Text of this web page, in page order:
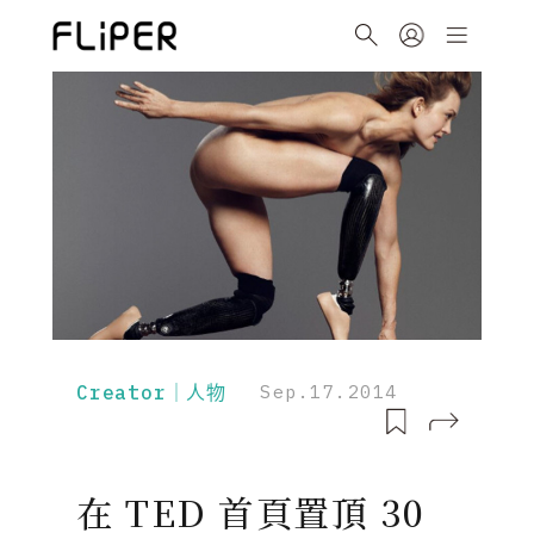
Creator｜人物 Sep.17.2014
在 TED 首頁置頂 30